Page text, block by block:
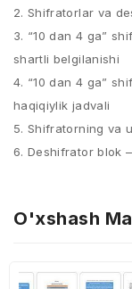
2. Shifratorlar va
3. “10 dan 4 ga”
shartli belgilanishi
4. “10 dan 4 ga”
haqiqiylik jadvali
5. Shifratorning va
6. Deshifrator blok
O'xshash